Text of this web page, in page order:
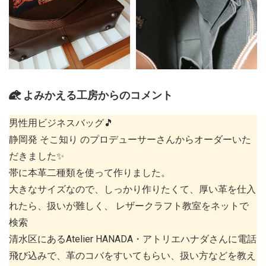
よみかえる工房からのコメント
男性用ビジネスバッグ🎵
静岡発 そこ知り のプロデューサーさんからオーダーいた
だきました✨
帯に本革二種類を使って作りました。
大きなサイズなので、しっかり作りたくて、厚い革を仕入
れたら、扱いが難しく、 レザークラフト教室をネットで
検索
清水区にあるAtelier HANADA・アトリエハナダさんに電話
飛び込みで、革のコバをすいてもらい、扱い方などを教え